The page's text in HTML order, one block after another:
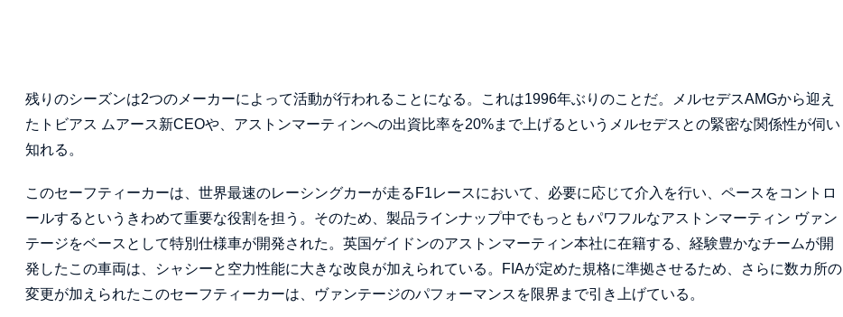
残りのシーズンは2つのメーカーによって活動が行われることになる。これは1996年ぶりのことだ。メルセデスAMGから迎え
たトビアス ムアース新CEOや、アストンマーティンへの出資比率を20%まで上げるというメルセデスとの緊密な関係性が伺い
知れる。
このセーフティーカーは、世界最速のレーシングカーが走るF1レースにおいて、必要に応じて介入を行い、ペースをコントロ
ールするというきわめて重要な役割を担う。そのため、製品ラインナップ中でもっともパワフルなアストンマーティン ヴァン
テージをベースとして特別仕様車が開発された。英国ゲイドンのアストンマーティン本社に在籍する、経験豊かなチームが開
発したこの車両は、シャシーと空力性能に大きな改良が加えられている。FIAが定めた規格に準拠させるため、さらに数カ所の
変更が加えられたこのセーフティーカーは、ヴァンテージのパフォーマンスを限界まで引き上げている。